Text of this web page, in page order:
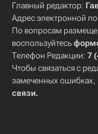
Главный редактор:
Адрес электронной
По вопросам
воспользуйтесь
Телефон Редакции: 7
Чтобы связаться с
замеченных ошибках,
связи.